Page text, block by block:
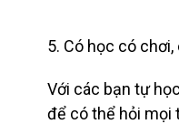
5. Có học có
Với các bạn tự
để có thể hỏi mọi